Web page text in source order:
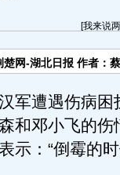
[我来说
楚网-湖北日报 作者：
遭遇伤病困
和邓小飞的伤
示：“倒霉的